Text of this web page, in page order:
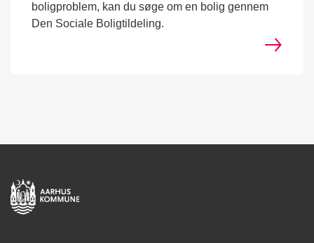
boligproblem, kan du søge om en bolig gennem
Den Sociale Boligtildeling.